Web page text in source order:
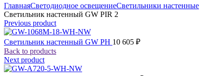
ГлавнаяСветодиодное освещениеСветильники настенные
Светильник настенный GW PIR 2
Previous product
Светильник настенный GW PH 10 605 ₽
Back to products
Next product